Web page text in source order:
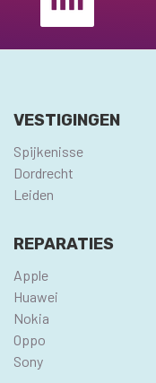
VESTIGINGEN
Spijkenisse
Dordrecht
Leiden
REPARATIES
Apple
Huawei
Nokia
Oppo
Sony